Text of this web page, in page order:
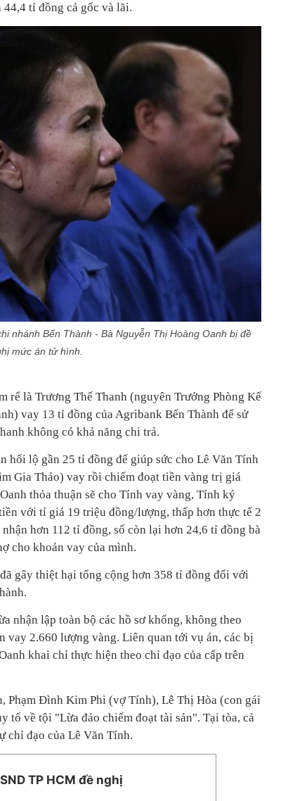
tỉ đồng cả gốc và lãi.
nhánh Bến Thành - Bà Nguyễn Thị Hoàng Oanh bị đề
mức án tử hình.
rể là Trương Thế Thanh (nguyên Trưởng Phòng Kế
vay 13 tỉ đồng của Agribank Bến Thành để sử
không có khả năng chi trả.
hối lộ gần 25 tỉ đồng để giúp sức cho Lê Văn Tính
Gia Thảo) vay rồi chiếm đoạt tiền vàng trị giá
thỏa thuận sẽ cho Tính vay vàng, Tính ký
với tỉ giá 19 triệu đồng/lượng, thấp hơn thực tế 2
hơn 112 tỉ đồng, số còn lại hơn 24,6 tỉ đồng bà
cho khoản vay của mình.
gây thiệt hại tổng cộng hơn 358 tỉ đồng đối với
nhận lập toàn bộ các hồ sơ khống, không theo
vay 2.660 lượng vàng. Liên quan tới vụ án, các bị
khai chỉ thực hiện theo chỉ đạo của cấp trên
Phạm Đình Kim Phi (vợ Tính), Lê Thị Hòa (con gái
tố về tội "Lừa đảo chiếm đoạt tài sản". Tại tòa, cả
chỉ đạo của Lê Văn Tính.
TP HCM đề nghị